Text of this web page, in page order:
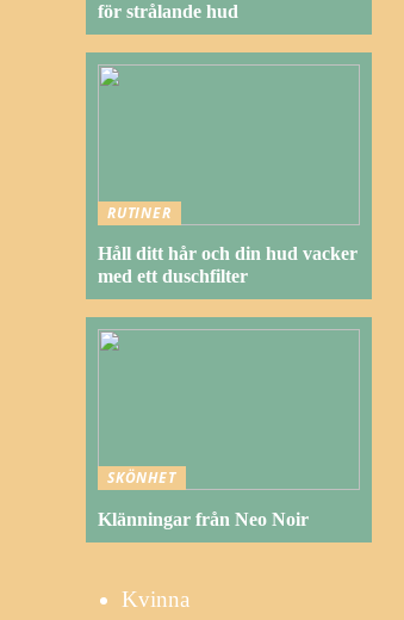
för strålande hud
RUTINER
Håll ditt hår och din hud vacker
med ett duschfilter
SKÖNHET
Klänningar från Neo Noir
Kvinna